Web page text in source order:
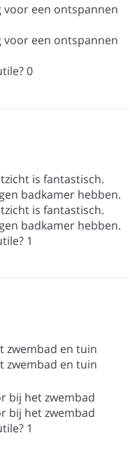
voor een ontspannen
voor een ontspannen
0
is fantastisch.
badkamer hebben.
is fantastisch.
badkamer hebben.
1
zwembad en tuin
zwembad en tuin
bij het zwembad
bij het zwembad
1